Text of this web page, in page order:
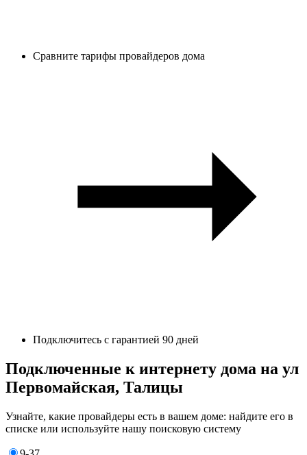
Сравните тарифы провайдеров дома
Подключитесь с гарантией 90 дней
Подключенные к интернету дома на ул
Первомайская, Талицы
Узнайте, какие провайдеры есть в вашем доме: найдите его в
списке или используйте нашу поисковую систему